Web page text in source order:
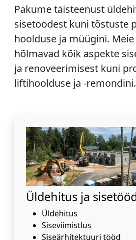
Pakume täisteenust
sisetöödest kuni tõstuste
hoolduse ja müügini.
hõlmavad kõik aspekte
ja renoveerimisest kuni
liftihoolduse ja -remondini.
Üldehitus ja
Üldehitus
Siseviimistlus
Siseärhitektuuri tööd